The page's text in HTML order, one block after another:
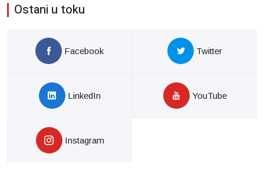
Ostani u toku
Facebook Twitter
LinkedIn YouTube
Instagram